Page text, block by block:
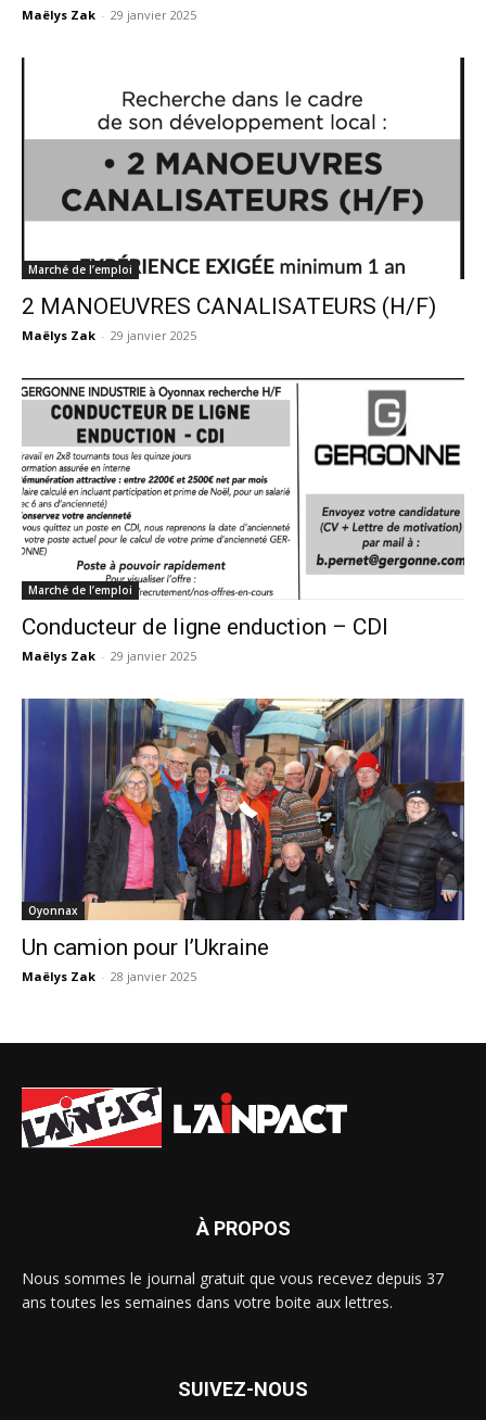
Maëlys Zak - 29 janvier 2025
Marché de l’emploi
2 MANOEUVRES CANALISATEURS (H/F)
Maëlys Zak - 29 janvier 2025
Marché de l’emploi
Conducteur de ligne enduction – CDI
Maëlys Zak - 29 janvier 2025
Oyonnax
Un camion pour l’Ukraine
Maëlys Zak - 28 janvier 2025
À PROPOS
Nous sommes le journal gratuit que vous recevez depuis 37
ans toutes les semaines dans votre boite aux lettres.
SUIVEZ-NOUS